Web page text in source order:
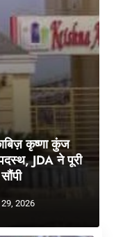
कृष्णा कुंज
JDA ने पूरी
29, 2026